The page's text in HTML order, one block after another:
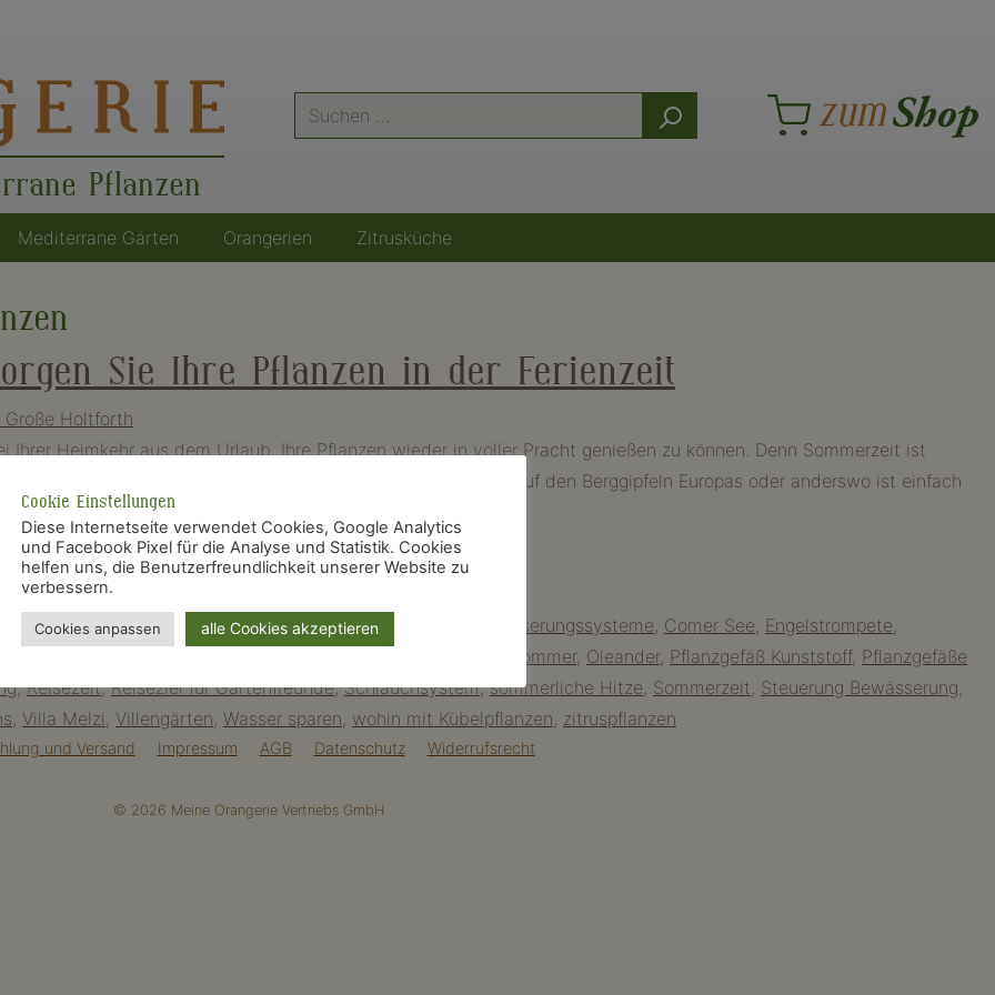
Pflanzen
Suche
nach:
Mediterrane Gärten Orangerien Zitrusküche
Sie Ihre Pflanzen in der Ferienzeit
Große Holtforth
Ihrer Heimkehr aus dem Urlaub, Ihre Pflanzen wieder in voller Pracht genießen zu können. Denn Sommerzeit ist
Die Aussicht auf Abkühlung an den Stränden oder auf den Berggipfeln Europas oder anderswo ist einfach
,Bewässerung Tropfsystem,Bewässerungssystem Bewässerungssysteme, Comer See, Engelstrompete,
gießen Kübelpflanzenm Hochsommer, Oleander, Pflanzgefäß Kunststoff, Pflanzgefäße
,Reisezeit,Reiseziel für Gartenfreunde,Schlauchsystem,sommerliche Hitze, Sommerzeit, Steuerung Bewässerung,
, Villa Melzi , Villengärten, Wasser sparen, wohin mit Kübelpflanzen, zitruspflanzen
und Versand Impressum AGB Datenschutz Widerrufsrecht
© 2026 Meine Orangerie Vertriebs GmbH
Cookie Einstellungen
Diese Internetseite verwendet Cookies, Google Analytics
und Facebook Pixel für die Analyse und Statistik. Cookies
helfen uns, die Benutzerfreundlichkeit unserer Website zu
verbessern.
Cookies anpassen alle Cookies akzeptieren